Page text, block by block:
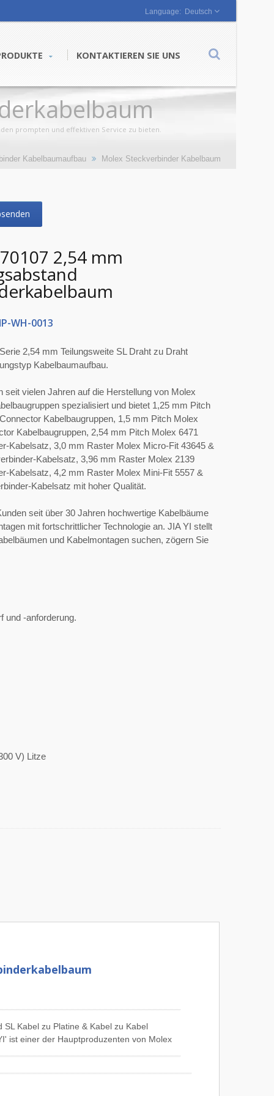
Deutsch
KONTAKTIEREN SIE UNS
prompten und effektiven Service zu bieten.
Kabelbaumaufbau Molex Steckverbinder Kabelbaum
2,54 mm
WH-0013
2,54 mm Teilungsweite SL Draht zu Draht
Kabelbaumaufbau.
seit vielen Jahren auf die Herstellung von Molex
spezialisiert und bietet 1,25 mm Pitch
Kabelbaugruppen, 1,5 mm Pitch Molex
Kabelbaugruppen, 2,54 mm Pitch Molex 6471
Kabelsatz, 3,0 mm Raster Molex Micro-Fit 43645 &
Kabelsatz, 3,96 mm Raster Molex 2139
Kabelsatz, 4,2 mm Raster Molex Mini-Fit 5557 &
Kabelsatz mit hoher Qualität.
seit über 30 Jahren hochwertige Kabelbäume
mit fortschrittlicher Technologie an. JIA YI stellt
und Kabelmontagen suchen, zögern Sie
und -anforderung.
V) Litze
Kabel zu Platine & Kabel zu Kabel
ist einer der Hauptproduzenten von Molex